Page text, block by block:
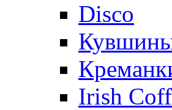
Disco
Irish